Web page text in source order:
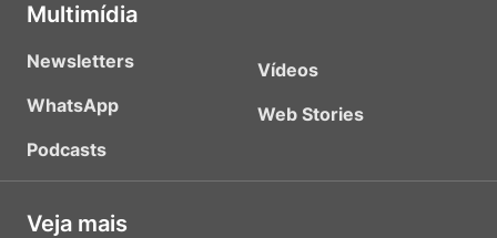
Multimídia
Newsletters
WhatsApp
Podcasts
Vídeos
Web Stories
Veja mais